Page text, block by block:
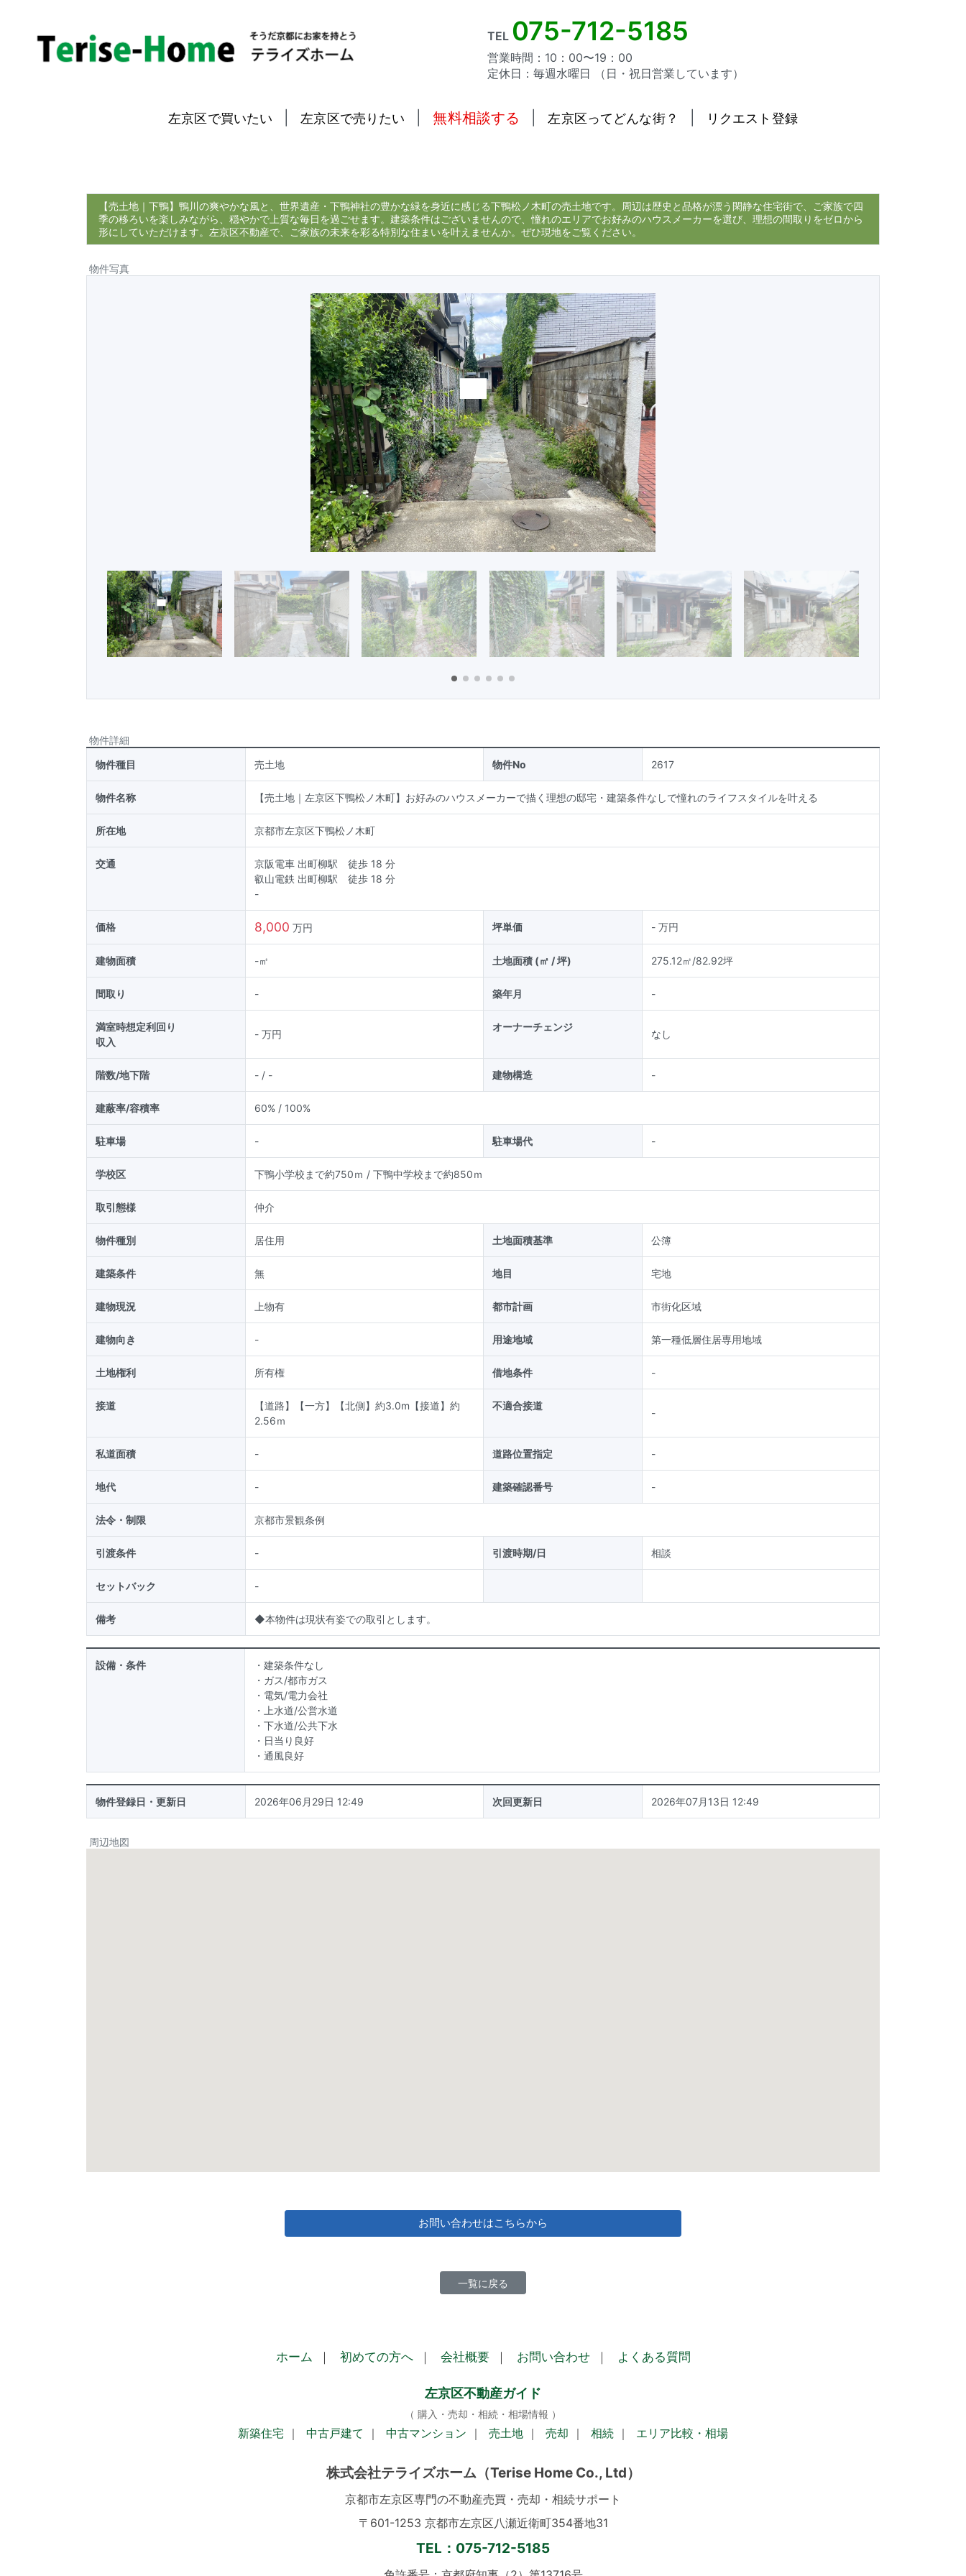
TEL 075-712-5185
営業時間：10：00〜19：00
定休日：毎週水曜日 （日・祝日営業しています）
左京区で買いたい 左京区で売りたい 無料相談する 左京区ってどんな街？ リクエスト登録
【売土地｜下鴨】鴨川の爽やかな風と、世界遺産・下鴨神社の豊かな緑を身近に感じる下鴨松ノ木町の売土地です。周辺は歴史と品格が漂う閑静な住宅街で、ご家族で四
季の移ろいを楽しみながら、穏やかで上質な毎日を過ごせます。建築条件はございませんので、憧れのエリアでお好みのハウスメーカーを選び、理想の間取りをゼロから
形にしていただけます。左京区不動産で、ご家族の未来を彩る特別な住まいを叶えませんか。ぜひ現地をご覧ください。
物件写真
物件詳細
物件種目
売土地 物件No 2617
物件名称 【売土地｜左京区下鴨松ノ木町】お好みのハウスメーカーで描く理想の邸宅・建築条件なしで憧れのライフスタイルを叶える
所在地 京都市左京区下鴨松ノ木町
交通 京阪電車 出町柳駅 徒歩 18 分
叡山電鉄 出町柳駅 徒歩 18 分
-
価格 8,000 万円 坪単価 - 万円
建物面積 -㎡ 土地面積 (㎡ / 坪) 275.12㎡/82.92坪
間取り - 築年月 -
満室時想定利回り
収入
- 万円
オーナーチェンジ
なし
階数/地下階 - / - 建物構造 -
建蔽率/容積率 60% / 100%
駐車場 - 駐車場代 -
学校区 下鴨小学校まで約750ｍ / 下鴨中学校まで約850ｍ
取引態様 仲介
物件種別 居住用 土地面積基準 公簿
建築条件 無 地目 宅地
建物現況 上物有 都市計画 市街化区域
建物向き - 用途地域 第一種低層住居専用地域
土地権利 所有権 借地条件 -
接道
【道路】【一方】【北側】約3.0m【接道】約
2.56ｍ
不適合接道
-
私道面積 - 道路位置指定 -
地代 - 建築確認番号 -
法令・制限 京都市景観条例
引渡条件 - 引渡時期/日 相談
セットバック -
備考 ◆本物件は現状有姿での取引とします。
設備・条件
・建築条件なし
・ガス/都市ガス
・電気/電力会社
・上水道/公営水道
・下水道/公共下水
・日当り良好
・通風良好
物件登録日・更新日 2026年06月29日 12:49 次回更新日 2026年07月13日 12:49
周辺地図
お問い合わせはこちらから
一覧に戻る
ホーム ｜ 初めての方へ ｜ 会社概要 ｜ お問い合わせ ｜ よくある質問
左京区不動産ガイド
（ 購入・売却・相続・相場情報 ）
新築住宅 ｜ 中古戸建て ｜ 中古マンション ｜ 売土地 ｜ 売却 ｜ 相続 ｜ エリア比較・相場
株式会社テライズホーム（Terise Home Co., Ltd）
京都市左京区専門の不動産売買・売却・相続サポート
〒601-1253 京都市左京区八瀬近衛町354番地31
TEL：075-712-5185